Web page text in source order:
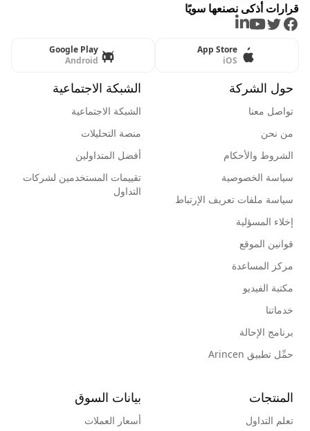
قرارات أذكى نصنعها سويًا
Facebook
Twitter
Youtube
LinkedIn
App Store
iOS
Google Play
Android
حول الشركة
تواصل معنا
من نحن
الشروط والأحكام
سياسة الخصوصية
سياسة ملفات تعريف الإرتباط
إخلاء المسؤلية
قوانين الموقع
مركز المساعدة
مكتبة الفيديو
خدماتنا
برنامج الإحالة
حمِّل تطبيق Arincen
الشبكة الاجتماعية
الشبكة الاجتماعية
منصة التحليلات
أفضل المتداولين
تقييمات المستخدمين لشركات
التداول
المنتجات
تعلم التداول
بيانات السوق
أسعار العملات